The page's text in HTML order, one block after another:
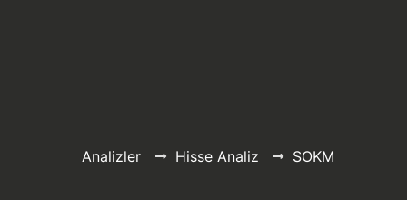
Analizler Hisse Analiz SOKM